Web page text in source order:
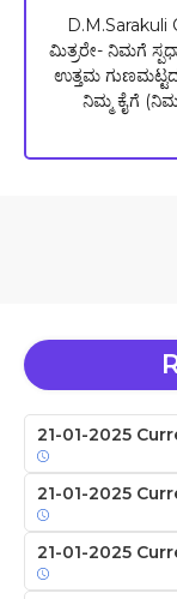
D.M.Sarakuli
ಮಿತ್ರರೇ- ನಿಮಗೆ
ಉತ್ತಮ
ನಿಮ್ಮ ಕೈಗೆ
21-01-2025
21-01-2025
21-01-2025